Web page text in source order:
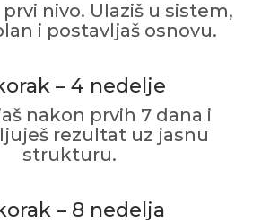
nivo. Ulaziš u sistem,
i postavljaš osnovu.
– 4 nedelje
nakon prvih 7 dana i
rezultat uz jasnu
strukturu.
– 8 nedelja